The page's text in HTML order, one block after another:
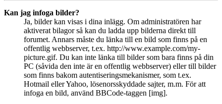
Kan jag infoga bilder?
Ja, bilder kan visas i dina inlägg. Om administratören har
aktiverat bilagor så kan du ladda upp bilderna direkt till
forumet. Annars måste du länka till en bild som finns på en
offentlig webbserver, t.ex. http://www.example.com/my-
picture.gif. Du kan inte länka till bilder som bara finns på din
PC (såvida den inte är en offentlig webbserver) eller till bilder
som finns bakom autentiseringsmekanismer, som t.ex.
Hotmail eller Yahoo, lösenorsskyddade sajter, m.m. För att
infoga en bild, använd BBCode-taggen [img].